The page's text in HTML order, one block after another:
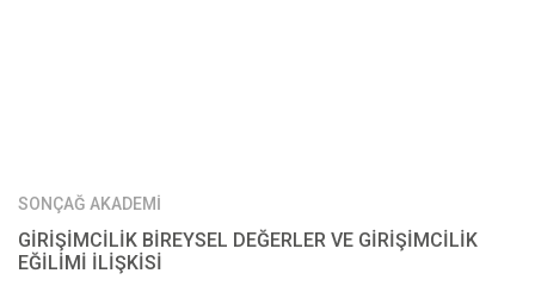
SONÇAĞ AKADEMİ
GİRİŞİMCİLİK BİREYSEL DEĞERLER VE GİRİŞİMCİLİK
EĞİLİMİ İLİŞKİSİ